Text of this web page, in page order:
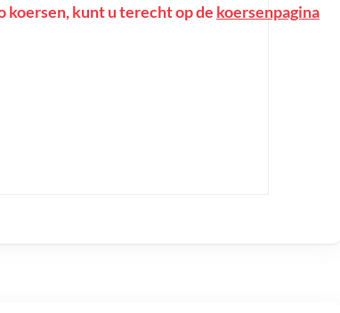
koersen, kunt u terecht op de koersenpagina